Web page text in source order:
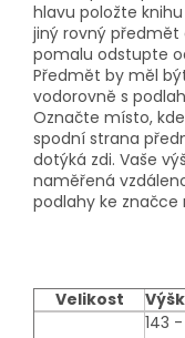
hlavu položte
jiný rovný předmět
pomalu odstupte
Předmět by měl
vodorovně s
Označte místo,
spodní strana
dotýká zdi. Vaše
naměřená
podlahy ke značce
size-
Velikost
143